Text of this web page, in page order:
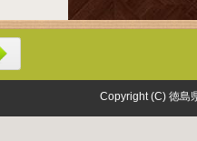
Copyright (C) 徳島